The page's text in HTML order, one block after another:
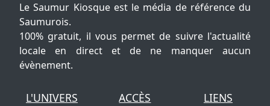
Le Saumur Kiosque est le média de référence du
Saumurois.
100% gratuit, il vous permet de suivre l'actualité
locale en direct et de ne manquer aucun
évènement.
L'UNIVERS
ACCÈS
LIENS